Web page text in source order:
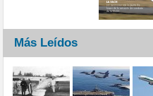
Más Leídos